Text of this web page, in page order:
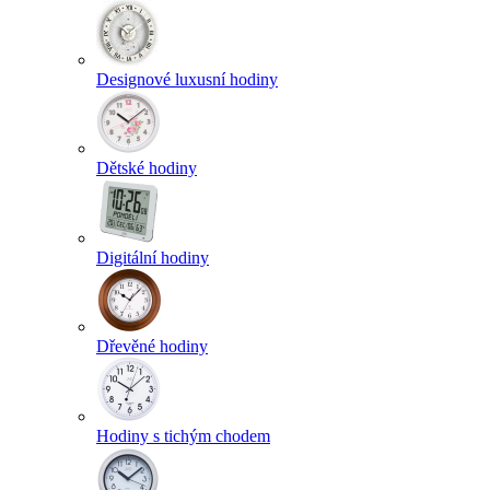
Designové luxusní hodiny
Dětské hodiny
Digitální hodiny
Dřevěné hodiny
Hodiny s tichým chodem